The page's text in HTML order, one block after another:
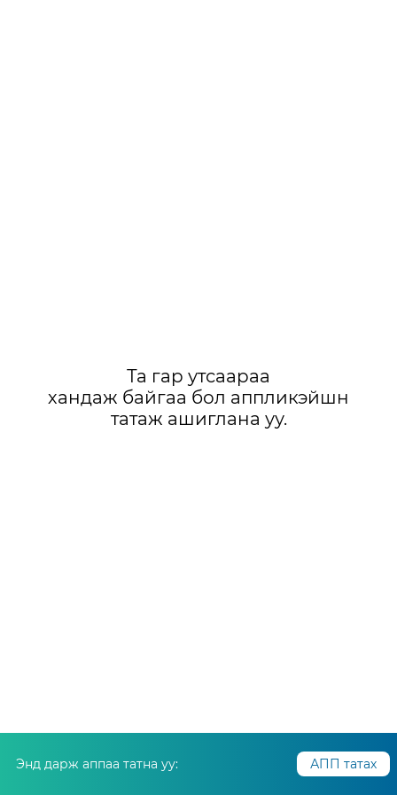
Та гар утсаараа
хандаж байгаа бол аппликэйшн
татаж ашиглана уу.
Энд дарж аппаа татна уу: АПП татах